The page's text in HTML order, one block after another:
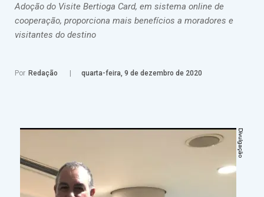
Adoção do Visite Bertioga Card, em sistema online de
cooperação, proporciona mais benefícios a moradores e
visitantes do destino
Por Redação quarta-feira, 9 de dezembro de 2020